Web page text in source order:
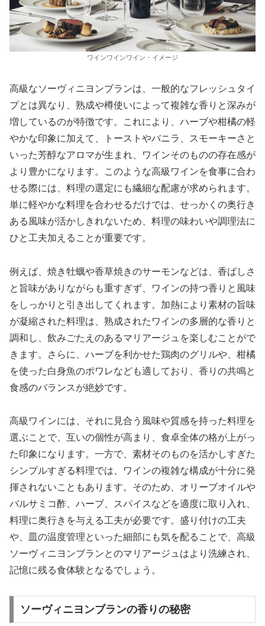
ワインワインワイン・イメージ
高級なソーヴィニヨンブランは、一般的なフレッシュタイ
プとは異なり、熟成や樽使いによって複雑な香りと深みが
増しているのが特徴です。これにより、ハーブや柑橘の軽
やかな印象に加えて、トーストやバニラ、スモーキーさと
いった芳醇なアロマが生まれ、ワインそのものの存在感が
より豊かになります。このような高級ワインを食事に合わ
せる際には、料理の選定にも繊細な配慮が求められます。
単に軽やかな料理を合わせるだけでは、せっかくの奥行き
ある風味が活かしきれないため、料理の味わいや調理法に
ひと工夫加えることが重要です。
例えば、焼き牡蠣や香草焼きのサーモンなどは、香ばしさ
と旨味がありながらも重すぎず、ワインの持つ香りと風味
をしっかりと引き出してくれます。加熱により素材の旨味
が凝縮された料理は、熟成されたワインの多層的な香りと
調和し、飲みごたえのあるマリアージュを楽しむことがで
きます。さらに、ハーブを利かせた鶏肉のグリルや、柑橘
を使った白身魚のポワレなども適しており、香りの共鳴と
食感のバランスが絶妙です。
高級ワインには、それに見合う風味や質感を持った料理を
選ぶことで、互いの個性が高まり、食卓全体の格が上がっ
た印象になります。一方で、素材そのものを活かしすぎた
シンプルすぎる料理では、ワインの複雑な構成が十分に発
揮されないこともあります。そのため、オリーブオイルや
バルサミコ酢、ハーブ、スパイスなどを適度に取り入れ、
料理に奥行きを与える工夫が必要です。盛り付けの工夫
や、皿の温度管理といった細部にも気を配ることで、高級
ソーヴィニヨンブランとのマリアージュはより洗練され、
記憶に残る食体験となるでしょう。
ソーヴィニヨンブランの香りの秘密